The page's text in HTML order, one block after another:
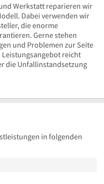
Werkstatt reparieren wir
Dabei verwenden wir
die enorme
Gerne stehen
und Problemen zur Seite
reicht
die Unfallinstandsetzung
in folgenden